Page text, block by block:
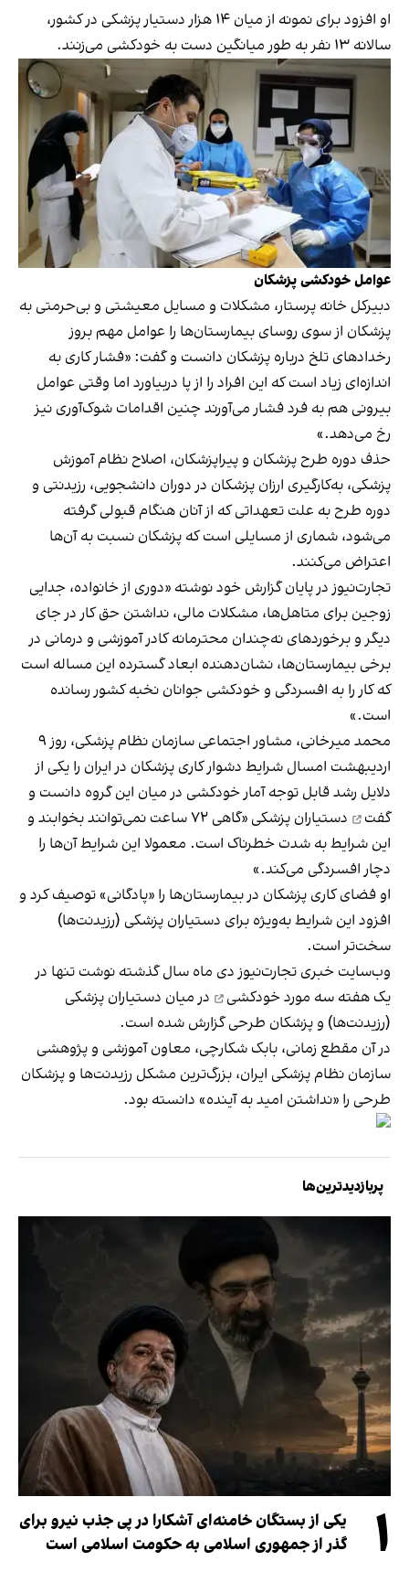
او افزود برای نمونه از میان ۱۴ هزار دستیار پزشکی در کشور،
سالانه ۱۳ نفر به طور میانگین دست به خودکشی می‌زنند.
عوامل خودکشی پزشکان
دبیرکل خانه پرستار، مشکلات و مسایل معیشتی و بی‌حرمتی به
پزشکان از سوی روسای بیمارستان‌ها را عوامل مهم بروز
رخدادهای تلخ درباره پزشکان دانست و گفت: «فشار کاری به
اندازه‌ای زیاد است که این افراد را از پا دربیاورد اما وقتی عوامل
بیرونی هم به فرد فشار می‌آورند چنین اقدامات شوک‌آوری نیز
رخ می‌دهد.»
حذف دوره طرح پزشکان و پیراپزشکان، اصلاح نظام آموزش
پزشکی، به‌کارگیری ارزان پزشکان در دوران دانشجویی، رزیدنتی و
دوره طرح به علت تعهداتی که از آنان هنگام قبولی گرفته
می‌شود، شماری از مسایلی است که پزشکان نسبت به آن‌ها
اعتراض می‌کنند.
تجارت‌نیوز در پایان گزارش خود نوشته «دوری از خانواده، جدایی
زوجین برای متاهل‌ها، مشکلات مالی، نداشتن حق کار در جای
دیگر و برخوردهای نه‌چندان محترمانه کادر آموزشی و درمانی در
برخی بیمارستان‌ها، نشان‌دهنده ابعاد گسترده این مساله است
که کار را به افسردگی و خودکشی جوانان نخبه کشور رسانده
است.»
محمد میرخانی، مشاور اجتماعی سازمان نظام پزشکی، روز ۹
اردیبهشت امسال شرایط دشوار کاری پزشکان در ایران را یکی از
دلایل رشد قابل توجه آمار خودکشی در میان این گروه دانست و
گفت
دستیاران پزشکی «گاهی ۷۲ ساعت نمی‌توانند بخوابند و
این شرایط به‌ شدت خطرناک است. معمولا این شرایط آن‌ها را
دچار افسردگی می‌کند.»
او فضای کاری پزشکان در بیمارستان‌ها را «پادگانی» توصیف کرد و
افزود این شرایط به‌ویژه برای دستیاران پزشکی (رزیدنت‌ها)
سخت‌تر است.
وب‌سایت خبری تجارت‌نیوز دی ماه سال گذشته نوشت تنها در
یک هفته سه مورد خودکشی
در میان دستیاران پزشکی
(رزیدنت‌ها) و پزشکان طرحی گزارش شده است.
در آن مقطع زمانی، بابک شکارچی، معاون آموزشی و پژوهشی
سازمان نظام پزشکی ایران، بزرگ‌ترین مشکل رزیدنت‌ها و پزشکان
طرحی را «نداشتن امید به آینده» دانسته بود.
پربازدیدترین‌ها
۱
یکی از بستگان خامنه‌ای آشکارا در پی جذب نیرو برای
گذر از جمهوری اسلامی به حکومت اسلامی است